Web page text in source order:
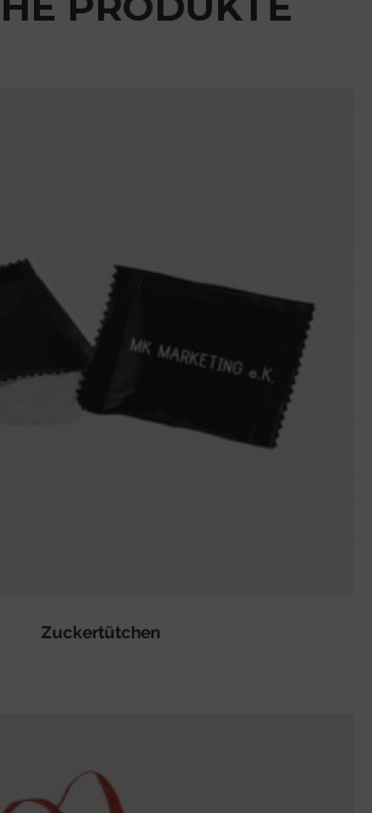
Zuckertütchen